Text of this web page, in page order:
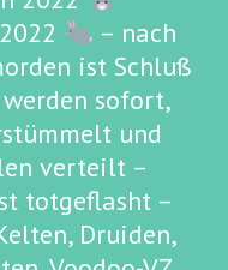
– nach
ist Schluß
sofort,
und
verteilt –
totgeflasht –
Druiden,